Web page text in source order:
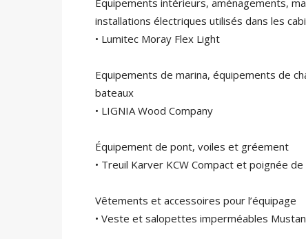
installations électriques utilisés dans les
• Lumitec Moray Flex Light
Equipements de marina, équipements de
bateaux
• LIGNIA Wood Company
Équipement de pont, voiles et gréement
• Treuil Karver KCW Compact et poignée
Vêtements et accessoires pour l’équipage
• Veste et salopettes imperméables